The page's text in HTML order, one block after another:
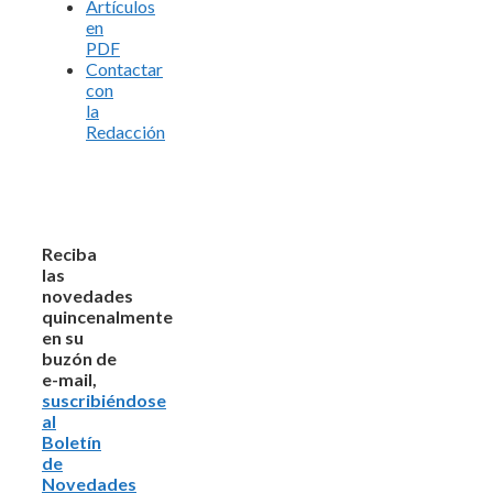
Artículos
en
PDF
Contactar
con
la
Redacción
Reciba
las
novedades
quincenalmente
en su
buzón de
e-mail,
suscribiéndose
al
Boletín
de
Novedades